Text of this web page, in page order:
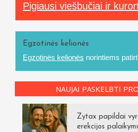
Pigiausi viešbučiai ir
Egzotinės kelionės
Egzotinės kelionės norintiems
NAUJAI PASKELBTI
Zytax papildai
erekcijos